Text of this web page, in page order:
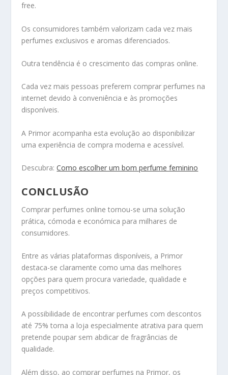
free.
Os consumidores também valorizam cada vez mais
perfumes exclusivos e aromas diferenciados.
Outra tendência é o crescimento das compras online.
Cada vez mais pessoas preferem comprar perfumes na
internet devido à conveniência e às promoções
disponíveis.
A Primor acompanha esta evolução ao disponibilizar
uma experiência de compra moderna e acessível.
Descubra:Como escolher um bom perfume feminino
CONCLUSÃO
Comprar perfumes online tornou-se uma solução
prática, cómoda e económica para milhares de
consumidores.
Entre as várias plataformas disponíveis, a Primor
destaca-se claramente como uma das melhores
opções para quem procura variedade, qualidade e
preços competitivos.
A possibilidade de encontrar perfumes com descontos
até 75% torna a loja especialmente atrativa para quem
pretende poupar sem abdicar de fragrâncias de
qualidade.
Além disso, ao comprar perfumes na Primor, os